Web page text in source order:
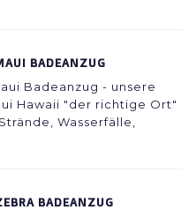
So werden Sie mit
BADEANZUG
Badeanzug - unsere
Hawaii "der richtige Ort"
Wasserfälle,
BADEANZUG